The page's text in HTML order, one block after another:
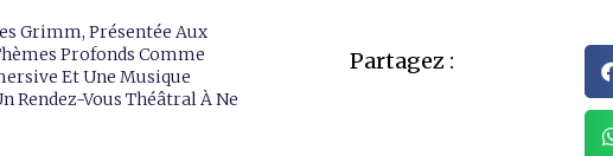
Grimm, Présentée Aux
Profonds Comme
Et Une Musique
Rendez-Vous Théâtral À Ne
Partagez :